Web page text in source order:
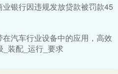
银行因违规发放贷款被罚款45
汽车行业设备中的应用，高效
_装配_运行_要求